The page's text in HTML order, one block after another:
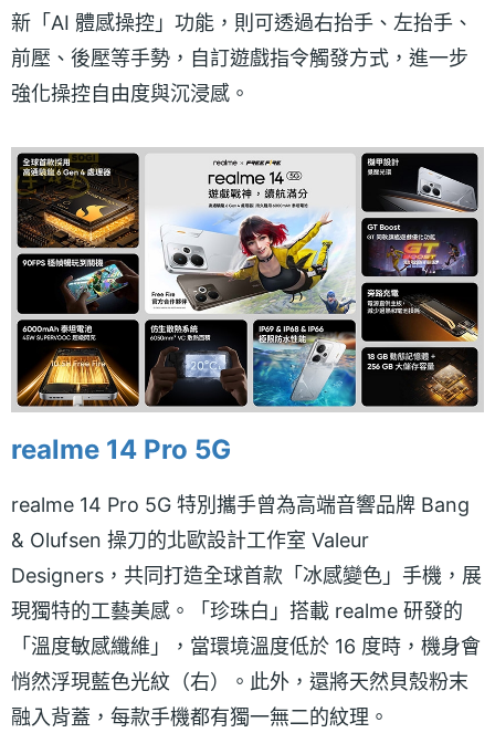
新「AI 體感操控」功能，則可透過右抬手、左抬手、
前壓、後壓等手勢，自訂遊戲指令觸發方式，進一步
強化操控自由度與沉浸感。
realme 14 Pro 5G
realme 14 Pro 5G 特別攜手曾為高端音響品牌 Bang
& Olufsen 操刀的北歐設計工作室 Valeur
Designers，共同打造全球首款「冰感變色」手機，展
現獨特的工藝美感。「珍珠白」搭載 realme 研發的
「溫度敏感纖維」，當環境溫度低於 16 度時，機身會
悄然浮現藍色光紋（右）。此外，還將天然貝殼粉末
融入背蓋，每款手機都有獨一無二的紋理。